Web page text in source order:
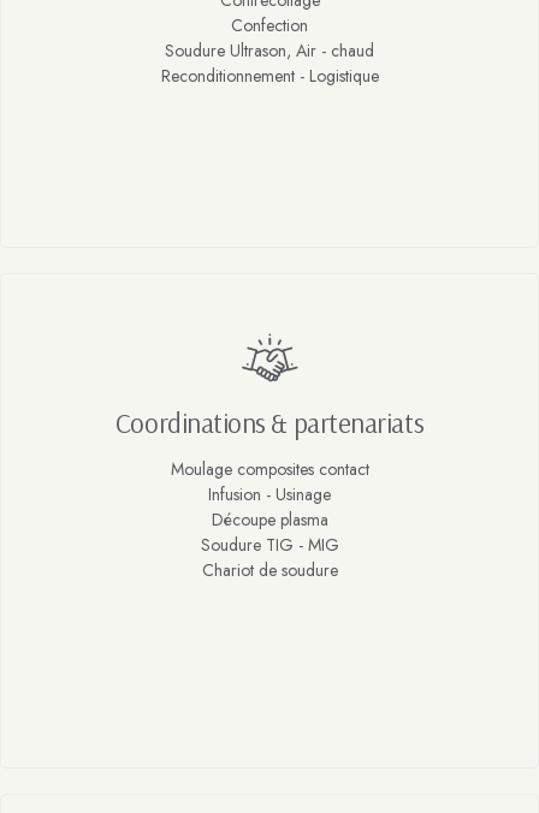
Confection
Soudure Ultrason, Air - chaud
Reconditionnement - Logistique
Coordinations & partenariats
Moulage composites contact
Infusion - Usinage
Découpe plasma
Soudure TIG - MIG
Chariot de soudure